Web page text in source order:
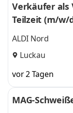
Verkäufer als
Teilzeit (m/w/
ALDI Nord
Luckau
vor 2 Tagen
MAG-